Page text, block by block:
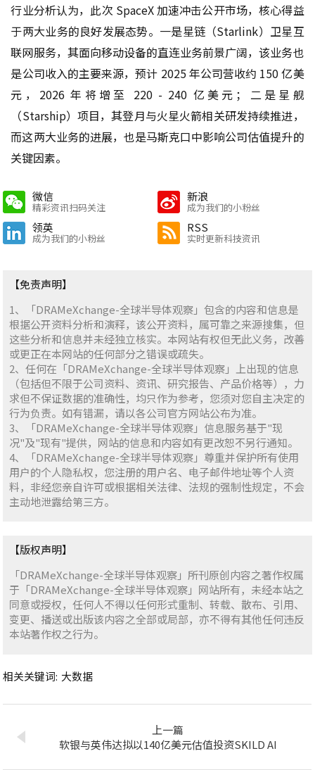
行业分析认为，此次 SpaceX 加速冲击公开市场，核心得益
于两大业务的良好发展态势。一是星链（Starlink）卫星互
联网服务，其面向移动设备的直连业务前景广阔，该业务也
是公司收入的主要来源，预计 2025 年公司营收约 150 亿美
元，2026 年将增至 220 - 240 亿美元；二是星舰
（Starship）项目，其登月与火星火箭相关研发持续推进，
而这两大业务的进展，也是马斯克口中影响公司估值提升的
关键因素。
微信
精彩资讯扫码关注
新浪
成为我们的小粉丝
领英
成为我们的小粉丝
RSS
实时更新科技资讯
【免责声明】
1、「DRAMeXchange-全球半导体观察」包含的内容和信息是
根据公开资料分析和演释，该公开资料，属可靠之来源搜集，但
这些分析和信息并未经独立核实。本网站有权但无此义务，改善
或更正在本网站的任何部分之错误或疏失。
2、任何在「DRAMeXchange-全球半导体观察」上出现的信息
（包括但不限于公司资料、资讯、研究报告、产品价格等），力
求但不保证数据的准确性，均只作为参考，您须对您自主决定的
行为负责。如有错漏，请以各公司官方网站公布为准。
3、「DRAMeXchange-全球半导体观察」信息服务基于"现
况"及"现有"提供，网站的信息和内容如有更改恕不另行通知。
4、「DRAMeXchange-全球半导体观察」尊重并保护所有使用
用户的个人隐私权，您注册的用户名、电子邮件地址等个人资
料，非经您亲自许可或根据相关法律、法规的强制性规定，不会
主动地泄露给第三方。
【版权声明】
「DRAMeXchange-全球半导体观察」所刊原创内容之著作权属
于「DRAMeXchange-全球半导体观察」网站所有，未经本站之
同意或授权，任何人不得以任何形式重制、转载、散布、引用、
变更、播送或出版该内容之全部或局部，亦不得有其他任何违反
本站著作权之行为。
相关关键词: 大数据
上一篇
软银与英伟达拟以140亿美元估值投资SKILD AI